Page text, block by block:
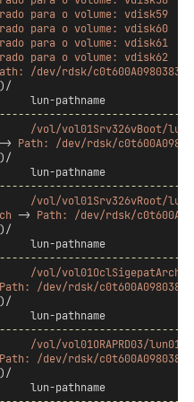
para o volume: vdisk59
para o volume: vdisk60
para o volume: vdisk61
para o volume: vdisk62
/dev/rdsk/
lun-pathname
/vol/vol01Srv326vBoot/
Path:
/dev/rdsk/
lun-pathname
/vol/vol01Srv326vRoot/
-> Path:
/dev/rdsk/
lun-pathname
/vol/vol01OclSigepatArch/
Path:
/dev/rdsk/
lun-pathname
/vol/vol01ORAPRD03/
Path:
/dev/rdsk/
lun-pathname